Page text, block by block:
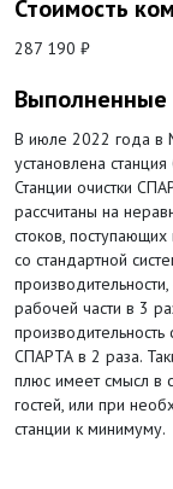
Стоимость
287 190 ₽
Выполненные
В июле 2022 года в
установлена
Станции очистки
рассчитаны на
стоков,
со стандартной
рабочей части в 3
производительность
СПАРТА в 2 раза.
плюс имеет смысл в
гостей, или при
станции к минимуму.